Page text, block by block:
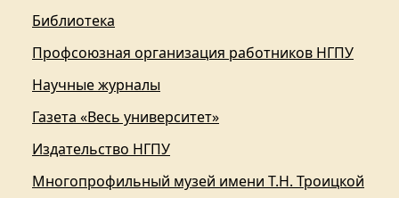
Библиотека
Профсоюзная организация работников НГПУ
Научные журналы
Газета «Весь университет»
Издательство НГПУ
Многопрофильный музей имени Т.Н. Троицкой